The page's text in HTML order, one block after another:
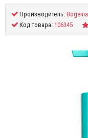
Производитель:Bogenia
Код товара:106345